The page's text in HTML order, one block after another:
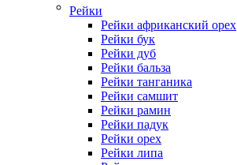
Рейки
Рейки африканский орех
Рейки бук
Рейки дуб
Рейки бальза
Рейки танганика
Рейки самшит
Рейки рамин
Рейки падук
Рейки орех
Рейки липа